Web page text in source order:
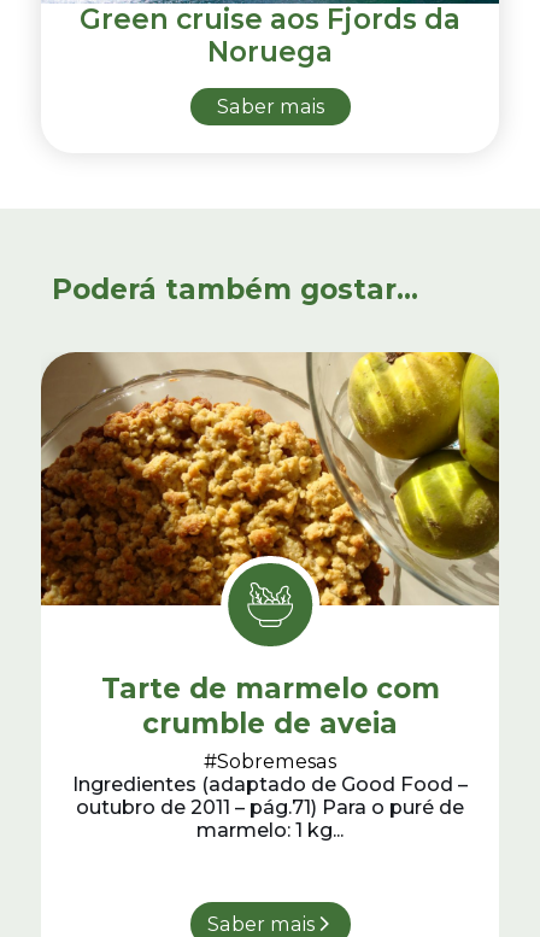
Green cruise aos Fjords da
Noruega
Saber mais
Poderá também gostar...
Tarte de marmelo com
crumble de aveia
#Sobremesas
Ingredientes (adaptado de Good Food –
outubro de 2011 – pág.71) Para o puré de
marmelo: 1 kg...
Saber mais